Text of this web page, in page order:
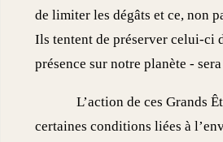
de limiter les dégâts et ce, non
Ils tentent de préserver celui-ci
présence sur notre planète -
L’action de ces Grands
certaines conditions liées à